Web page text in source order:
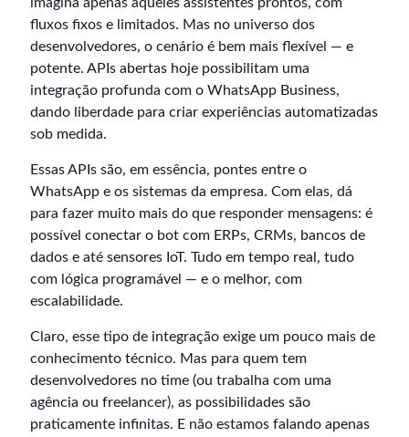
fluxos fixos e limitados. Mas no universo dos
desenvolvedores, o cenário é bem mais flexível — e
potente. APIs abertas hoje possibilitam uma
integração profunda com o WhatsApp Business,
dando liberdade para criar experiências automatizadas
sob medida.
Essas APIs são, em essência, pontes entre o
WhatsApp e os sistemas da empresa. Com elas, dá
para fazer muito mais do que responder mensagens: é
possível conectar o bot com ERPs, CRMs, bancos de
dados e até sensores IoT. Tudo em tempo real, tudo
com lógica programável — e o melhor, com
escalabilidade.
Claro, esse tipo de integração exige um pouco mais de
conhecimento técnico. Mas para quem tem
desenvolvedores no time (ou trabalha com uma
agência ou freelancer), as possibilidades são
praticamente infinitas. E não estamos falando apenas